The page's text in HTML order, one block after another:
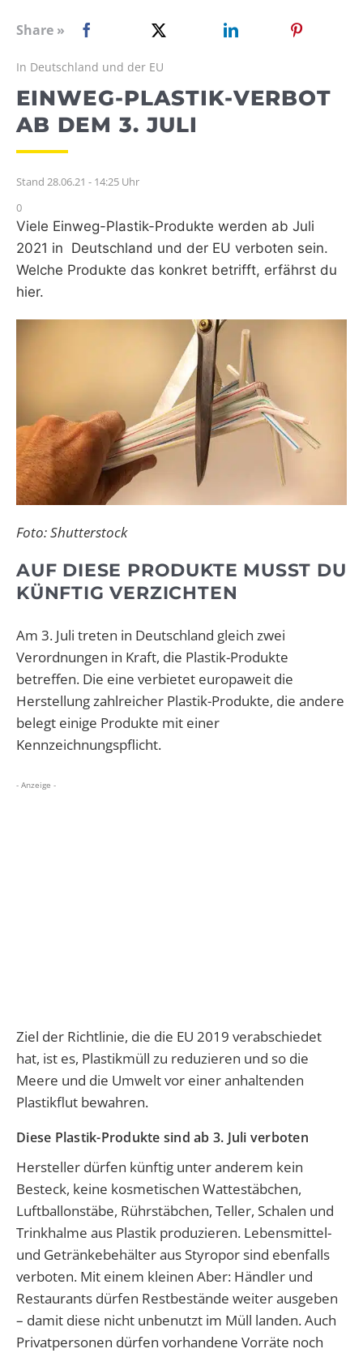
WEBRADIO
Share »
In Deutschland und der EU
EINWEG-PLASTIK-VERBOT
AB DEM 3. JULI
Stand 28.06.21 - 14:25 Uhr
0
Viele Einweg-Plastik-Produkte werden ab Juli
2021 in Deutschland und der EU verboten sein.
Welche Produkte das konkret betrifft, erfährst du
hier.
Foto: Shutterstock
AUF DIESE PRODUKTE MUSST DU
KÜNFTIG VERZICHTEN
Am 3. Juli treten in Deutschland gleich zwei
Verordnungen in Kraft, die Plastik-Produkte
betreffen. Die eine verbietet europaweit die
Herstellung zahlreicher Plastik-Produkte, die andere
belegt einige Produkte mit einer
Kennzeichnungspflicht.
- Anzeige -
Ziel der Richtlinie, die die EU 2019 verabschiedet
hat, ist es, Plastikmüll zu reduzieren und so die
Meere und die Umwelt vor einer anhaltenden
Plastikflut bewahren.
Diese Plastik-Produkte sind ab 3. Juli verboten
Hersteller dürfen künftig unter anderem kein
Besteck, keine kosmetischen Wattestäbchen,
Luftballonstäbe, Rührstäbchen, Teller, Schalen und
Trinkhalme aus Plastik produzieren. Lebensmittel-
und Getränkebehälter aus Styropor sind ebenfalls
verboten. Mit einem kleinen Aber: Händler und
Restaurants dürfen Restbestände weiter ausgeben
– damit diese nicht unbenutzt im Müll landen. Auch
Privatpersonen dürfen vorhandene Vorräte noch